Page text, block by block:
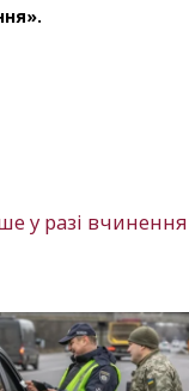
у разі